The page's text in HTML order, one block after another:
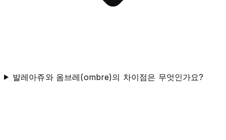
발레아쥬와 옴브레(ombre)의 차이점은 무엇인가요?